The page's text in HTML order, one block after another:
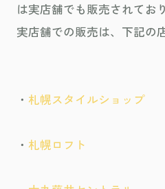
は実店舗でも販売されてお
実店舗での販売は、下記の
・ 札幌スタイルショップ
・ 札幌ロフト